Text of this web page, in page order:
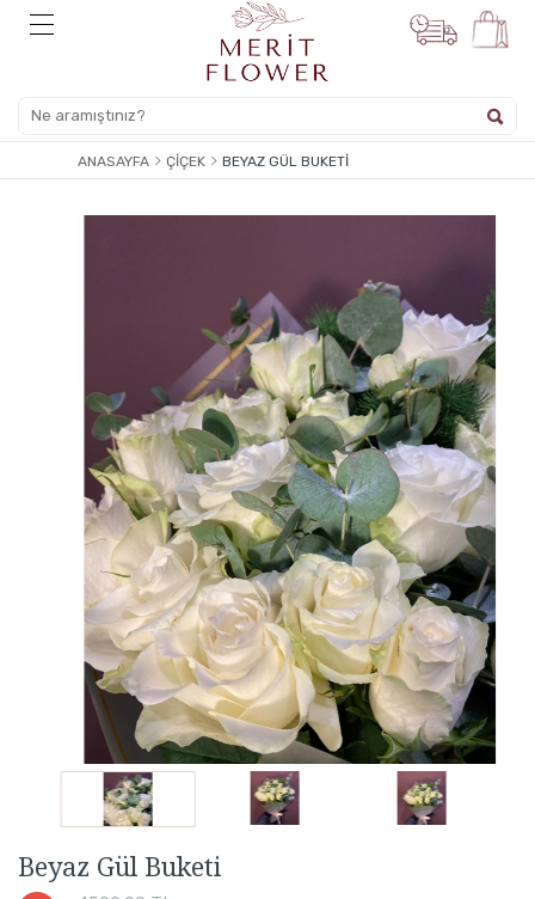
ANASAYFA ÇIÇEK BEYAZ GÜL BUKETI
Beyaz Gül Buketi